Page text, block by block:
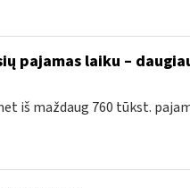
pajamas laiku –
iš maždaug 760 tūkst.